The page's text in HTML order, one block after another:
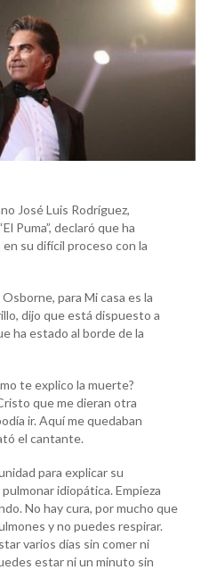
José Luis Rodríguez,
Puma”, declaró que ha
su difícil proceso con la
para Mi casa es la
dijo que está dispuesto a
ha estado al borde de la
te explico la muerte?
que me dieran otra
ir. Aquí me quedaban
el cantante.
para explicar su
idiopática. Empieza
No hay cura, por mucho que
y no puedes respirar.
varios días sin comer ni
estar ni un minuto sin